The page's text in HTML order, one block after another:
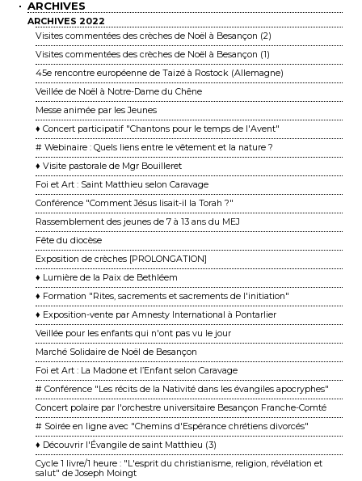
ARCHIVES
ARCHIVES 2022
Visites commentées des crèches de Noël à Besançon (2)
Visites commentées des crèches de Noël à Besançon (1)
45e rencontre européenne de Taizé à Rostock (Allemagne)
Veillée de Noël à Notre-Dame du Chêne
Messe animée par les Jeunes
♦ Concert participatif "Chantons pour le temps de l'Avent"
# Webinaire : Quels liens entre le vêtement et la nature ?
♦ Visite pastorale de Mgr Bouilleret
Foi et Art : Saint Matthieu selon Caravage
Conférence "Comment Jésus lisait-il la Torah ?"
Rassemblement des jeunes de 7 à 13 ans du MEJ
Fête du diocèse
Exposition de crèches [PROLONGATION]
♦ Lumière de la Paix de Bethléem
♦ Formation "Rites, sacrements et sacrements de l'initiation"
♦ Exposition-vente par Amnesty International à Pontarlier
Veillée pour les enfants qui n'ont pas vu le jour
Marché Solidaire de Noël de Besançon
Foi et Art : La Madone et l’Enfant selon Caravage
# Conférence "Les récits de la Nativité dans les évangiles apocryphes"
Concert polaire par l'orchestre universitaire Besançon Franche-Comté
# Soirée en ligne avec "Chemins d'Espérance chrétiens divorcés"
♦ Découvrir l'Évangile de saint Matthieu (3)
Cycle 1 livre/1 heure : "L'esprit du christianisme, religion, révélation et
salut" de Joseph Moingt